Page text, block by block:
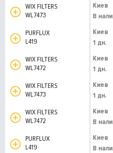
WIX FILTERS
WL7473
Киев
В
PURFLUX
L419
Киев
1 дн.
WIX FILTERS
WL7472
Киев
1 дн.
WIX FILTERS
WL7473
Киев
1 дн.
WIX FILTERS
WL7472
Киев
В
PURFLUX
L419
Киев
В